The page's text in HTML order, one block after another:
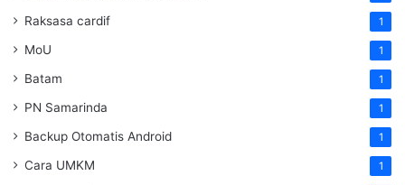
Raksasa cardif 1
MoU 1
Batam 1
PN Samarinda 1
Backup Otomatis Android 1
Cara UMKM 1